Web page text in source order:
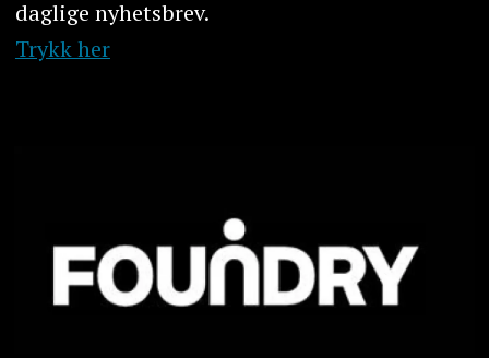
daglige nyhetsbrev.
Trykk her